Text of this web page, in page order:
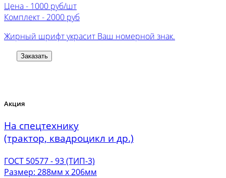
Цена - 1000 руб/шт
Комплект - 2000 руб
Жирный шрифт украсит Ваш номерной знак.
Заказать
Акция
На спецтехнику
(трактор, квадроцикл и др.)
ГОСТ 50577 - 93 (ТИП-3)
Размер: 288мм х 206мм